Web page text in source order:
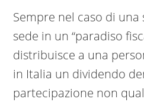
Sempre nel caso di
sede in un “paradiso
distribuisce a una
in Italia un dividendo
partecipazione non